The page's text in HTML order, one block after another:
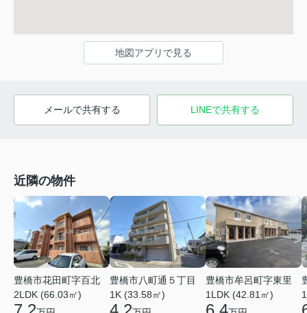
地図アプリで見る
メールで共有する LINEで共有する
近隣の物件
豊橋市花田町字百北
2LDK (66.03㎡)
豊橋市八町通５丁目
1K (33.58㎡)
豊橋市牟呂町字東里
1LDK (42.81㎡)